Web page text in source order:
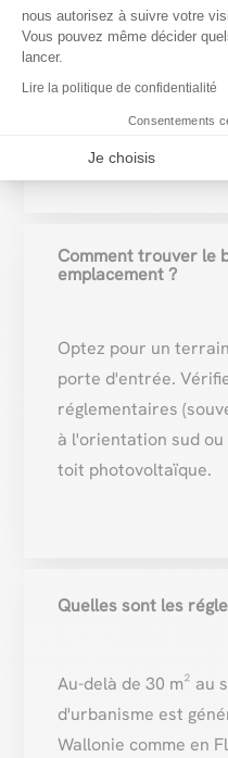
nous autorisez à suivre votre
Vous pouvez même décider
lancer.
Lire la politique de confidentialité
Consentements
Je choisis
chez les fabricants
laquage 10 ans. Le
chaleureux mais
éviter : le PVC, peu
Comment trouver le
emplacement ?
Optez pour un
porte d'entrée.
réglementaires
à l'orientation sud
toit photovoltaïque.
Quelles sont les
Au-delà de 30 m² au
d'urbanisme est
Wallonie comme en